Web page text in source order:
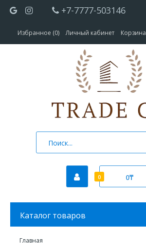
+7-7777-503146
Избранное (0) Личный кабинет Корзина
0 0₸
Каталог товаров
Главная